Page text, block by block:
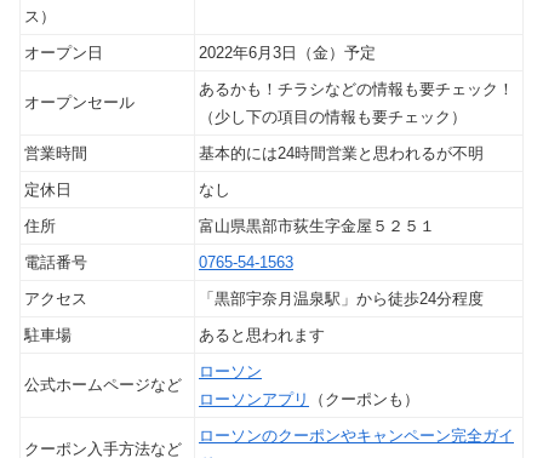
ス）
オープン日 2022年6月3日（金）予定
オープンセール
あるかも！チラシなどの情報も要チェック！
（少し下の項目の情報も要チェック）
営業時間
基本的には24時間営業と思われるが不明
定休日
なし
住所
富山県黒部市荻生字金屋５２５１
電話番号
0765-54-1563
アクセス
「黒部宇奈月温泉駅」から徒歩24分程度
駐車場
あると思われます
公式ホームページなど
ローソン
ローソンアプリ
（クーポンも）
クーポン入手方法など
ローソンのクーポンやキャンペーン完全ガイ